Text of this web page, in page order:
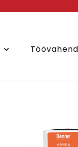
keyboard_arrow_down